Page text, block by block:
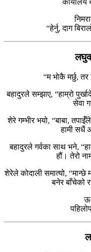
कार्यालय
“हेर्नु, दाग
“म भोकै मर्छु,
बहादुरले सम्झाए, “हाम्रो
सेवा
शेरे गम्भीर भयो, “बाबा,
हामी सधैं
बहादुरले गर्वका साथ भने,
हौं। तेरो
शेरेले कोदाली समात्यो, “मान्छे
बनेर बाँचेको
ऊ